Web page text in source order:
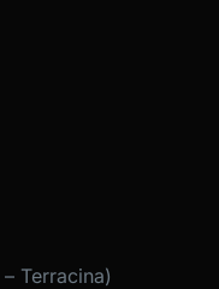
Terracina)